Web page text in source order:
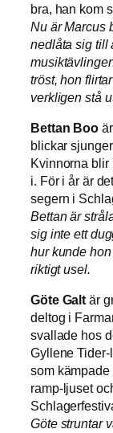
bra, han kom
Nu är Marcus
nedlåta sig till
tröst, hon
verkligen stå
Bettan Boo
blickar
Kvinnorna blir
i. För i år är
segern i
Bettan är
sig inte ett
hur kunde
riktigt usel.
Göte Galt är
deltog i
svallade hos
Gyllene
som
ramp-ljuset
Göte struntar